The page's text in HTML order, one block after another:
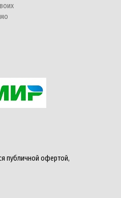
публичной офертой,